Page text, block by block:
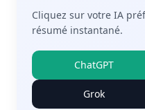
Cliquez sur votre IA
résumé instantané.
ChatGPT
Grok